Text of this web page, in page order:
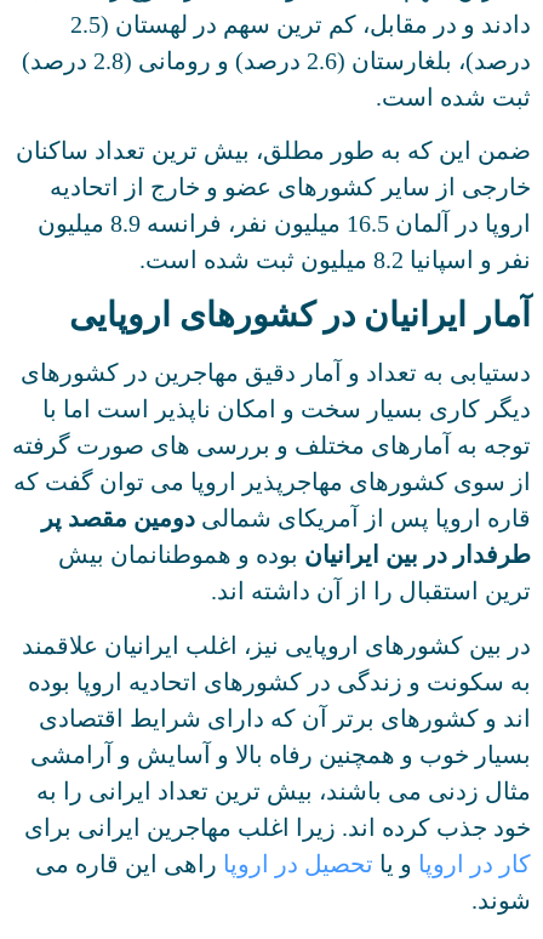
دادند و در مقابل، کم ترین سهم در لهستان (2.5
درصد)، بلغارستان (2.6 درصد) و رومانی (2.8 درصد)
ثبت شده است.
ضمن این که به طور مطلق، بیش ترین تعداد ساکنان
خارجی از سایر کشورهای عضو و خارج از اتحادیه
اروپا در آلمان 16.5 میلیون نفر، فرانسه 8.9 میلیون
نفر و اسپانیا 8.2 میلیون ثبت شده است.
آمار ایرانیان در کشورهای اروپایی
دستیابی به تعداد و آمار دقیق مهاجرین در کشورهای
دیگر کاری بسیار سخت و امکان ناپذیر است اما با
توجه به آمارهای مختلف و بررسی های صورت گرفته
از سوی کشورهای مهاجرپذیر اروپا می توان گفت که
قاره اروپا پس از آمریکای شمالیدومین مقصد پر
طرفدار در بین ایرانیانبوده و هموطنانمان بیش
ترین استقبال را از آن داشته اند.
در بین کشورهای اروپایی نیز، اغلب ایرانیان علاقمند
به سکونت و زندگی در کشورهای اتحادیه اروپا بوده
اند و کشورهای برتر آن که دارای شرایط اقتصادی
بسیار خوب و همچنین رفاه بالا و آسایش و آرامشی
مثال زدنی می باشند، بیش ترین تعداد ایرانی را به
خود جذب کرده اند. زیرا اغلب مهاجرین ایرانی برای
کار در اروپاو یاتحصیل در اروپاراهی این قاره می
شوند.